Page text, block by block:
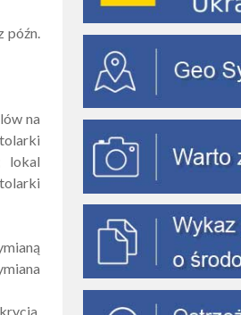
późn.
na
lokal